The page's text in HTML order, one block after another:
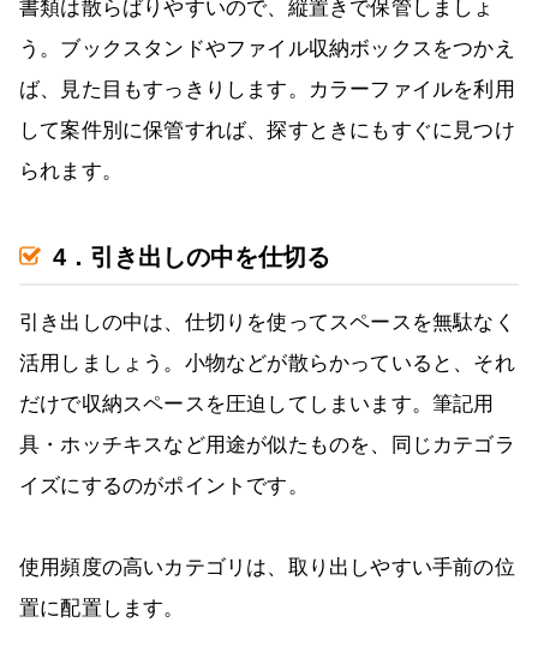
書類は散らばりやすいので、縦置きで保管しましょ
う。ブックスタンドやファイル収納ボックスをつかえ
ば、見た目もすっきりします。カラーファイルを利用
して案件別に保管すれば、探すときにもすぐに見つけ
られます。
4．引き出しの中を仕切る
引き出しの中は、仕切りを使ってスペースを無駄なく
活用しましょう。小物などが散らかっていると、それ
だけで収納スペースを圧迫してしまいます。筆記用
具・ホッチキスなど用途が似たものを、同じカテゴラ
イズにするのがポイントです。
使用頻度の高いカテゴリは、取り出しやすい手前の位
置に配置します。